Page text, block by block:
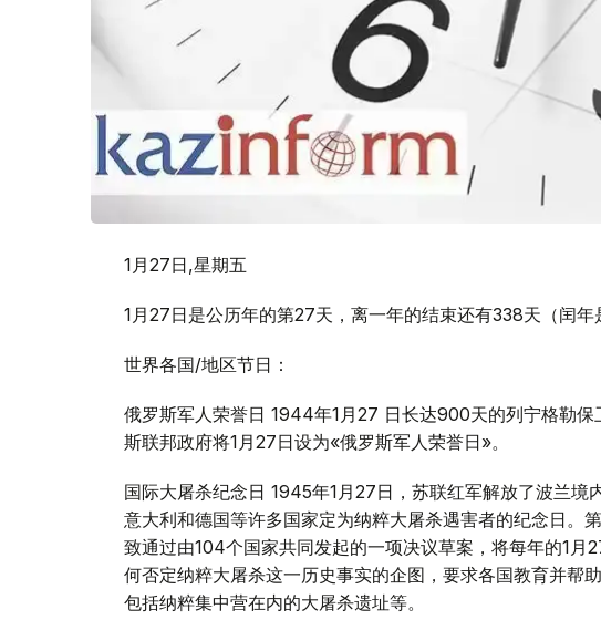
1月27日,星期五
1月27日是公历年的第27天，离一年的结束还有338天（闰年
世界各国/地区节日：
俄罗斯军人荣誉日 1944年1月27 日长达900天的列宁格勒
斯联邦政府将1月27日设为«俄罗斯军人荣誉日»。
国际大屠杀纪念日 1945年1月27日，苏联红军解放了波兰境
意大利和德国等许多国家定为纳粹大屠杀遇害者的纪念日。
致通过由104个国家共同发起的一项决议草案，将每年的1月
何否定纳粹大屠杀这一历史事实的企图，要求各国教育并帮
包括纳粹集中营在内的大屠杀遗址等。